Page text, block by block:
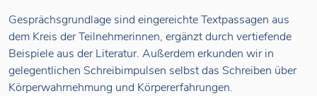
Gesprächsgrundlage sind eingereichte Textpassagen aus
dem Kreis der Teilnehmerinnen, ergänzt durch vertiefende
Beispiele aus der Literatur. Außerdem erkunden wir in
gelegentlichen Schreibimpulsen selbst das Schreiben über
Körperwahrnehmung und Körpererfahrungen.